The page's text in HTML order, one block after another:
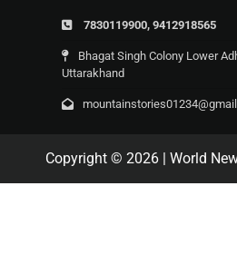
7830119900, 9412918565
Bhagat Singh Colony Lower
Uttarakhand
Copyright © 2026 | World